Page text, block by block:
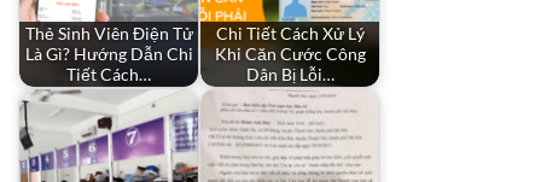
Thẻ Sinh Viên Điện Tử
Là Gì? Hướng Dẫn Chi
Tiết Cách…
Chi Tiết Cách Xử Lý
Khi Căn Cước Công
Dân Bị Lỗi…